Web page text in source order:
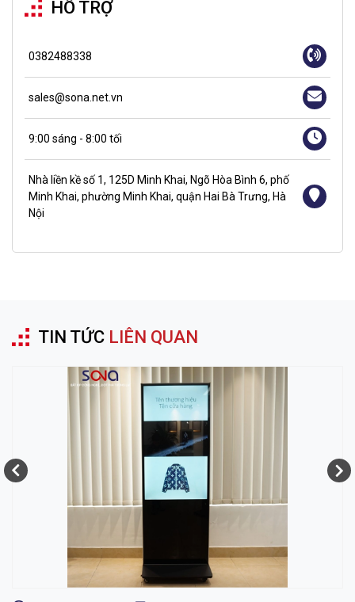
HỖ TRỢ
0382488338
sales@sona.net.vn
9:00 sáng - 8:00 tối
Nhà liền kề số 1, 125D Minh Khai, Ngõ Hòa Bình 6, phố
Minh Khai, phường Minh Khai, quận Hai Bà Trưng, Hà
Nội
TIN TỨC LIÊN QUAN